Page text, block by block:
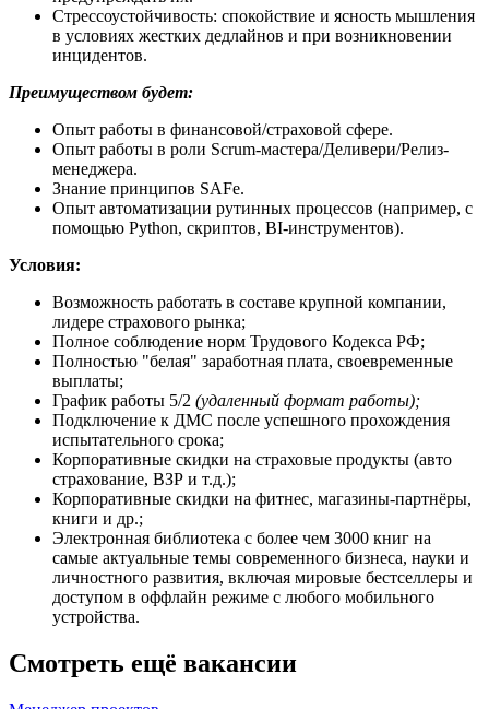
Стрессоустойчивость: спокойствие и ясность мышления
в условиях жестких дедлайнов и при возникновении
инцидентов.
Преимуществом будет:
Опыт работы в финансовой/страховой сфере.
Опыт работы в роли Scrum-мастера/Деливери/Релиз-
менеджера.
Знание принципов SAFe.
Опыт автоматизации рутинных процессов (например, с
помощью Python, скриптов, BI-инструментов).
Условия:
Возможность работать в составе крупной компании,
лидере страхового рынка;
Полное соблюдение норм Трудового Кодекса РФ;
Полностью "белая" заработная плата, своевременные
выплаты;
График работы 5/2 (удаленный формат работы);
Подключение к ДМС после успешного прохождения
испытательного срока;
Корпоративные скидки на страховые продукты (авто
страхование, ВЗР и т.д.);
Корпоративные скидки на фитнес, магазины-партнёры,
книги и др.;
Электронная библиотека с более чем 3000 книг на
самые актуальные темы современного бизнеса, науки и
личностного развития, включая мировые бестселлеры и
доступом в оффлайн режиме с любого мобильного
устройства.
Смотреть ещё вакансии